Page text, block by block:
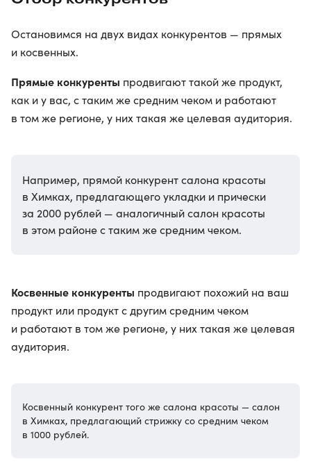
Остановимся на двух видах конкурентов — прямых
и косвенных.
Прямые конкуренты продвигают такой же продукт,
как и у вас, с таким же средним чеком и работают
в том же регионе, у них такая же целевая аудитория.
Например, прямой конкурент салона красоты
в Химках, предлагающего укладки и прически
за 2000 рублей — аналогичный салон красоты
в этом районе с таким же средним чеком.
Косвенные конкуренты продвигают похожий на ваш
продукт или продукт с другим средним чеком
и работают в том же регионе, у них такая же целевая
аудитория.
Косвенный конкурент того же салона красоты — салон
в Химках, предлагающий стрижку со средним чеком
в 1000 рублей.